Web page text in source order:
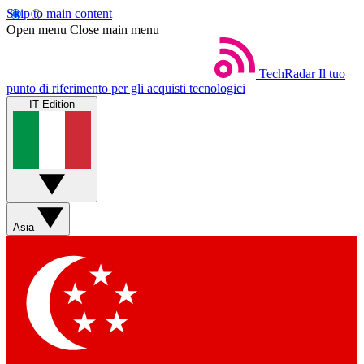
Skip to main content
Open menu Close main menu
TechRadar Il tuo
punto di riferimento per gli acquisti tecnologici
IT Edition
Asia